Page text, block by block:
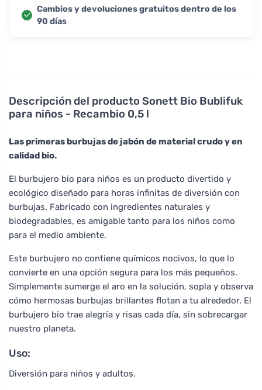
Descripción del producto Sonett Bio Bublifuk
para niños - Recambio 0,5 l
Las primeras burbujas de jabón de material crudo y en
calidad bio.
El burbujero bio para niños es un producto divertido y
ecológico diseñado para horas infinitas de diversión con
burbujas. Fabricado con ingredientes naturales y
biodegradables, es amigable tanto para los niños como
para el medio ambiente.
Este burbujero no contiene químicos nocivos, lo que lo
convierte en una opción segura para los más pequeños.
Simplemente sumerge el aro en la solución, sopla y observa
cómo hermosas burbujas brillantes flotan a tu alrededor. El
burbujero bio trae alegría y risas cada día, sin sobrecargar
nuestro planeta.
Uso:
Diversión para niños y adultos.
Cambios y devoluciones gratuitos dentro de los
90 días